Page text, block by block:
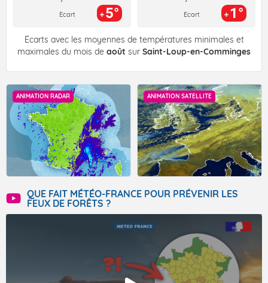
Ecart 5° Ecart 1°
Écarts avec les moyennes de températures minimales et
maximales du mois de août sur Saint-Loup-en-Comminges
ANIMATION RADAR ANIMATION SATELLITE
QUE FAIT MÉTÉO-FRANCE POUR PRÉVENIR LES
FEUX DE FORÊTS ?